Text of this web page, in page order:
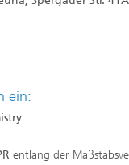
ein:
entlang der